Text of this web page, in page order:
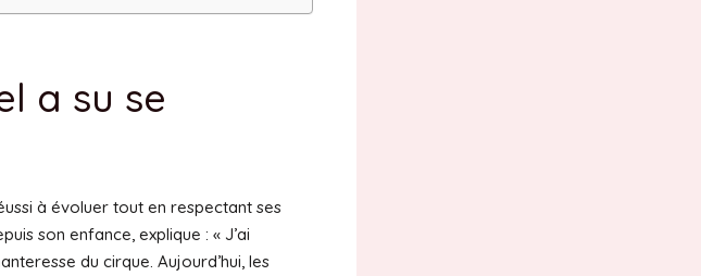
a su se
à évoluer tout en respectant ses
son enfance, explique : « J’ai
du cirque. Aujourd’hui, les